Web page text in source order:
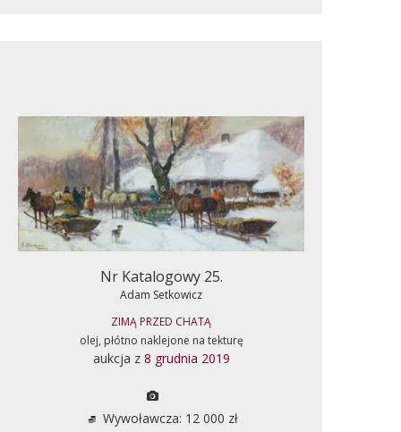
Nr Katalogowy 25.
Adam Setkowicz
ZIMĄ PRZED CHATĄ
olej, płótno naklejone na tekturę
aukcja z 8 grudnia 2019
Wywoławcza: 12 000 zł